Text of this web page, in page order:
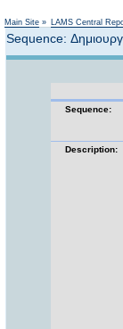
Main Site » LAMS Central
Sequence:
Sequence:
Description: